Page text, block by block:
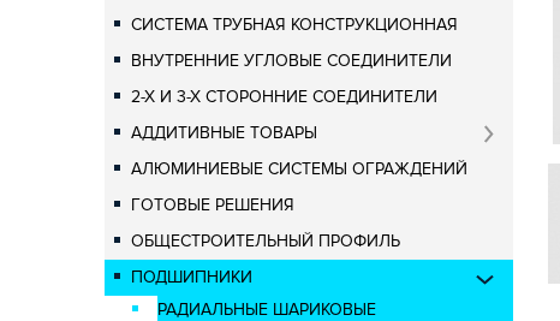
СИСТЕМА ТРУБНАЯ КОНСТРУКЦИОННАЯ
ВНУТРЕННИЕ УГЛОВЫЕ СОЕДИНИТЕЛИ
2-Х И 3-Х СТОРОННИЕ СОЕДИНИТЕЛИ
АДДИТИВНЫЕ ТОВАРЫ
АЛЮМИНИЕВЫЕ СИСТЕМЫ ОГРАЖДЕНИЙ
ГОТОВЫЕ РЕШЕНИЯ
ОБЩЕСТРОИТЕЛЬНЫЙ ПРОФИЛЬ
ПОДШИПНИКИ
РАДИАЛЬНЫЕ ШАРИКОВЫЕ